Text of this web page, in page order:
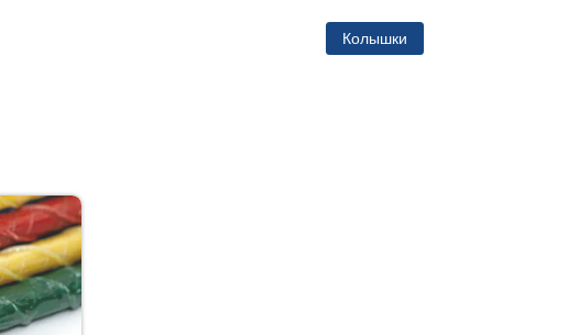
Колышки